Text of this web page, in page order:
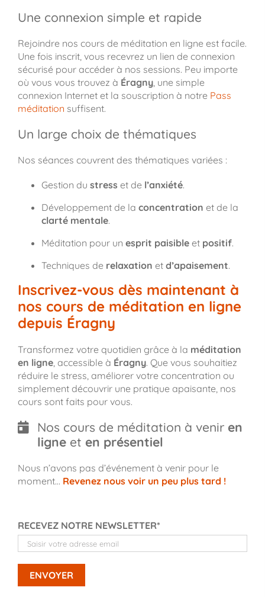
Une connexion simple et rapide
Rejoindre nos cours de méditation en ligne est facile.
Une fois inscrit, vous recevrez un lien de connexion
sécurisé pour accéder à nos sessions. Peu importe
où vous vous trouvez à Éragny, une simple
connexion Internet et la souscription à notre Pass
méditation suffisent.
Un large choix de thématiques
Nos séances couvrent des thématiques variées :
Gestion du stress et de l’anxiété.
Développement de la concentration et de la
clarté mentale.
Méditation pour un esprit paisibleet positif.
Techniques de relaxation et d’apaisement.
Inscrivez-vous dès maintenant à
nos cours de méditation en ligne
depuis Éragny
Transformez votre quotidien grâce à la méditation
en ligne, accessible à Éragny. Que vous souhaitiez
réduire le stress, améliorer votre concentration ou
simplement découvrir une pratique apaisante, nos
cours sont faits pour vous.
Nos cours de méditation à venir en
ligneet en présentiel
Nous n’avons pas d’événement à venir pour le
moment… Revenez nous voir un peu plus tard !
RECEVEZ NOTRE NEWSLETTER*